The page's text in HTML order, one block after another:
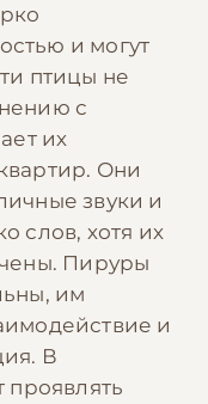
и могут
птицы не
с
их
Они
звуки и
слов, хотя их
Пируры
им
и
В
проявлять